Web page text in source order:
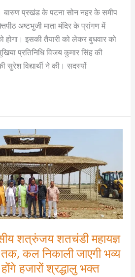
बारुण प्रखंड के पटना सोन नहर के समीप
अष्टभुजी माता मंदिर के प्रांगण में
होगा। इसकी तैयारी को लेकर बुधवार को
प्रतिनिधि विजय कुमार सिंह की
सुरेश विद्यार्थी ने की। सदस्यों
शत्रुंजय शतचंडी महायज्ञ
कल निकाली जाएगी भव्य
हजारों श्रद्धालु भक्त